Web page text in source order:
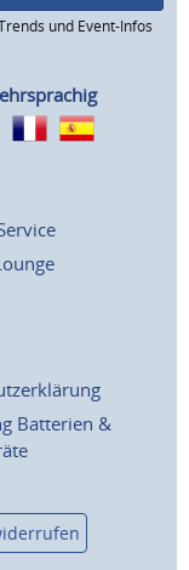
und Event-Infos
Batterien &